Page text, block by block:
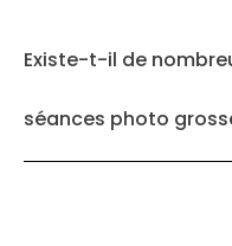
Existe-t-il de
séances photo